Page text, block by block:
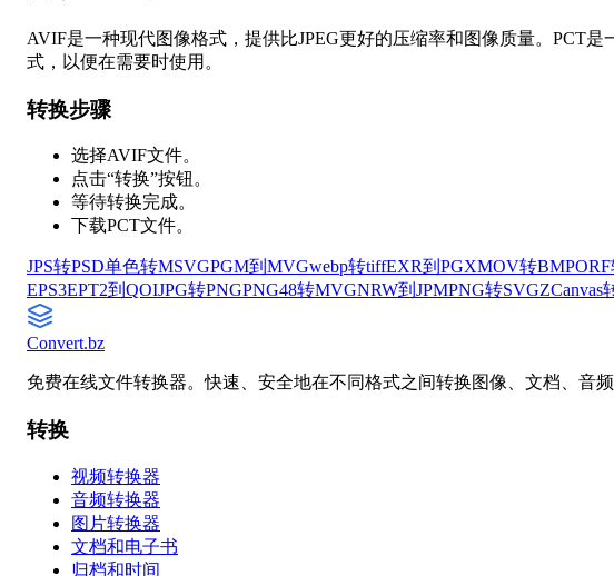
AVIF是一种现代图像格式，提供比JPEG更好的压缩率和图像质量。PCT
式，以便在需要时使用。
转换步骤
选择AVIF文件。
点击“转换”按钮。
等待转换完成。
下载PCT文件。
JPS转PSD单色转MSVGPGM到MVGwebp转tiffEXR到PGXMOV转BMPORF
EPS3EPT2到QOIJPG转PNGPNG48转MVGNRW到JPMPNG转SVGZCanvas
Convert.bz
免费在线文件转换器。快速、安全地在不同格式之间转换图像、文档、音频
转换
视频转换器
音频转换器
图片转换器
文档和电子书
归档和时间